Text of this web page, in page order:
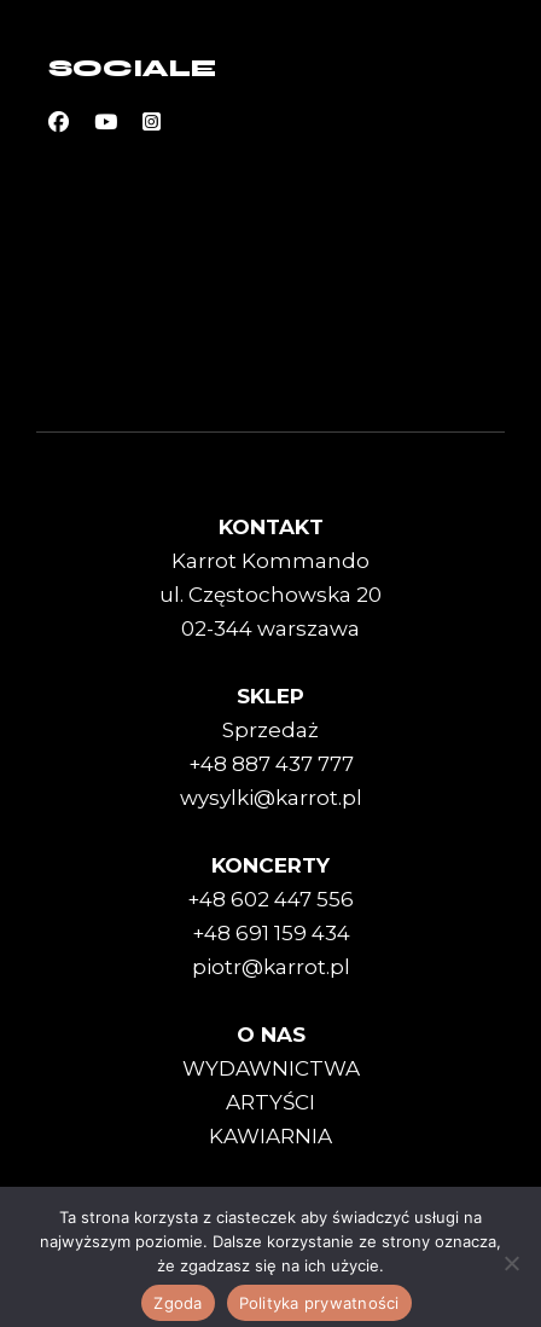
SOCIALE
KONTAKT
Karrot Kommando
ul. Częstochowska 20
02-344 warszawa
SKLEP
Sprzedaż
+48 887 437 777
wysylki@karrot.pl
KONCERTY
+48 602 447 556
+48 691 159 434
piotr@karrot.pl
O NAS
WYDAWNICTWA
ARTYŚCI
KAWIARNIA
Karrot Kommando © 2025
Polityka Prywatności |Regulamin
Ta strona korzysta z ciasteczek aby świadczyć usługi na
najwyższym poziomie. Dalsze korzystanie ze strony oznacza,
że zgadzasz się na ich użycie.
Zgoda
Polityka prywatności